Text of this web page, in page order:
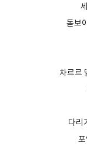
돋보
차르르
다리